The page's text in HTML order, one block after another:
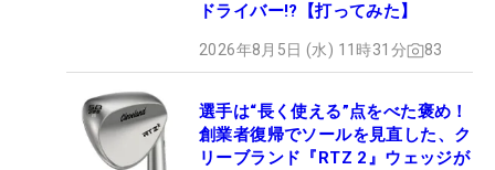
ドライバー!?【打ってみた】
2026年8月5日 (水) 11時31分 83
選手は“長く使える”点をべた褒め！
創業者復帰でソールを見直した、ク
リーブランド『RTZ 2』ウェッジが